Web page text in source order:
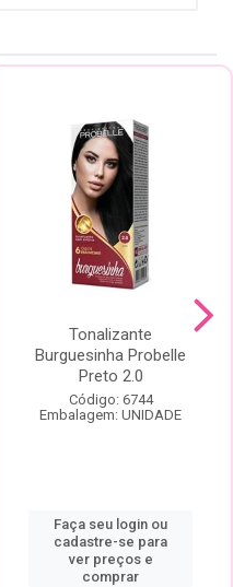
Tonalizante
Burguesinha Probelle
Preto 2.0
Código: 6744
Embalagem: UNIDADE
Faça seu login ou
cadastre-se para
ver preços e
comprar